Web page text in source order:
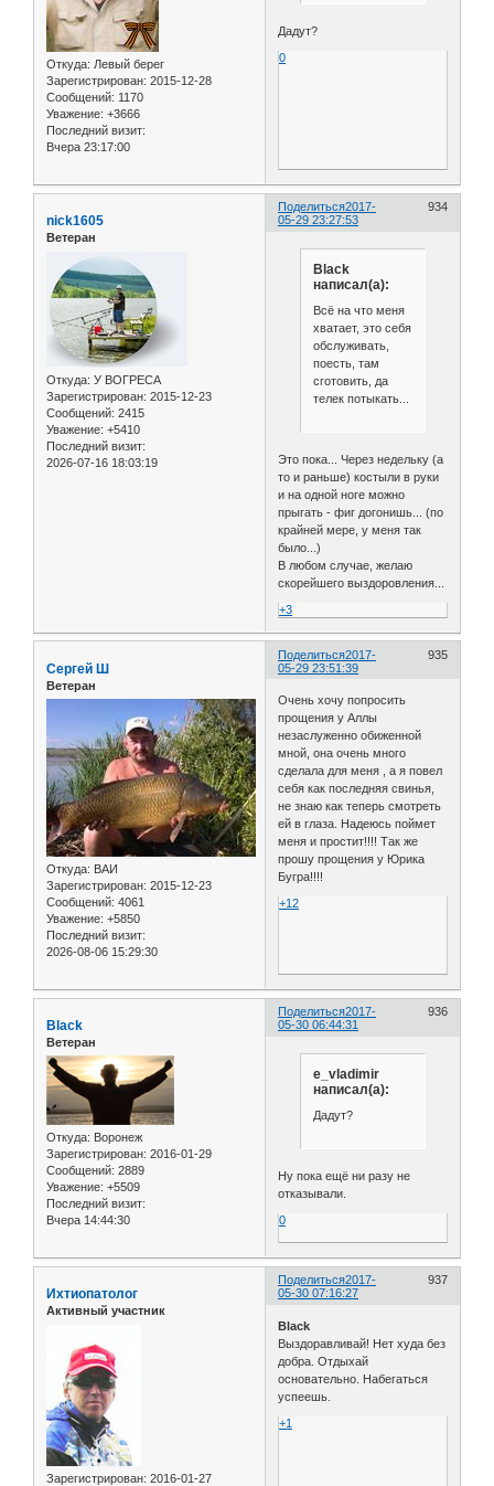
Откуда: Левый берег
Зарегистрирован: 2015-12-28
Сообщений: 1170
Уважение: +3666
Последний визит:
Вчера 23:17:00
Дадут?
0
Поделиться 934
2017-
05-29 23:27:53
nick1605
Ветеран
Откуда: У ВОГРЕСА
Зарегистрирован: 2015-12-23
Сообщений: 2415
Уважение: +5410
Последний визит:
2026-07-16 18:03:19
Black
написал(а):
Всё на что меня
хватает, это себя
обслуживать,
поесть, там
сготовить, да
телек потыкать...
Это пока... Через недельку (а
то и раньше) костыли в руки
и на одной ноге можно
прыгать - фиг догонишь... (по
крайней мере, у меня так
было...)
В любом случае, желаю
скорейшего выздоровления...
+3
Поделиться 935
2017-
05-29 23:51:39
Сергей Ш
Ветеран
Откуда: ВАИ
Зарегистрирован: 2015-12-23
Сообщений: 4061
Уважение: +5850
Последний визит:
2026-08-06 15:29:30
Очень хочу попросить
прощения у Аллы
незаслуженно обиженной
мной, она очень много
сделала для меня , а я повел
себя как последняя свинья,
не знаю как теперь смотреть
ей в глаза. Надеюсь поймет
меня и простит!!!! Так же
прошу прощения у Юрика
Бугра!!!!
+12
Поделиться 936
2017-
05-30 06:44:31
Black
Ветеран
Откуда: Воронеж
Зарегистрирован: 2016-01-29
Сообщений: 2889
Уважение: +5509
Последний визит:
Вчера 14:44:30
e_vladimir
написал(а):
Дадут?
Ну пока ещё ни разу не
отказывали.
0
Поделиться 937
2017-
05-30 07:16:27
Ихтиопатолог
Активный участник
Зарегистрирован: 2016-01-27
Black
Выздоравливай! Нет худа без
добра. Отдыхай
основательно. Набегаться
успеешь.
+1